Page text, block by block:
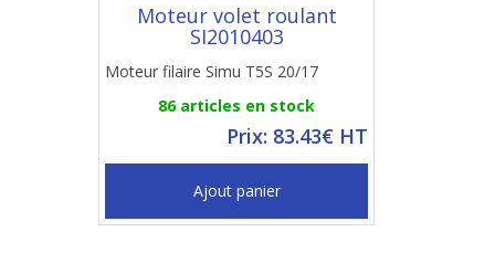
Moteur volet roulant
SI2010403
Moteur filaire Simu T5S 20/17
86 articles en stock
Prix: 83.43€ HT
Ajout panier